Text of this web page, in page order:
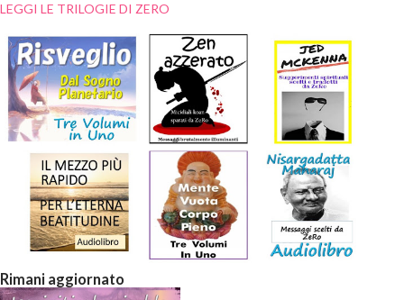
LEGGI LE TRILOGIE DI ZERO
Rimani aggiornato